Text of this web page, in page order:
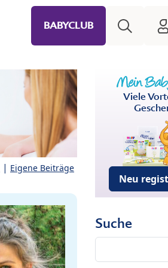
BABYCLUB
| Eigene Beiträge
Viele
Neu
Suche